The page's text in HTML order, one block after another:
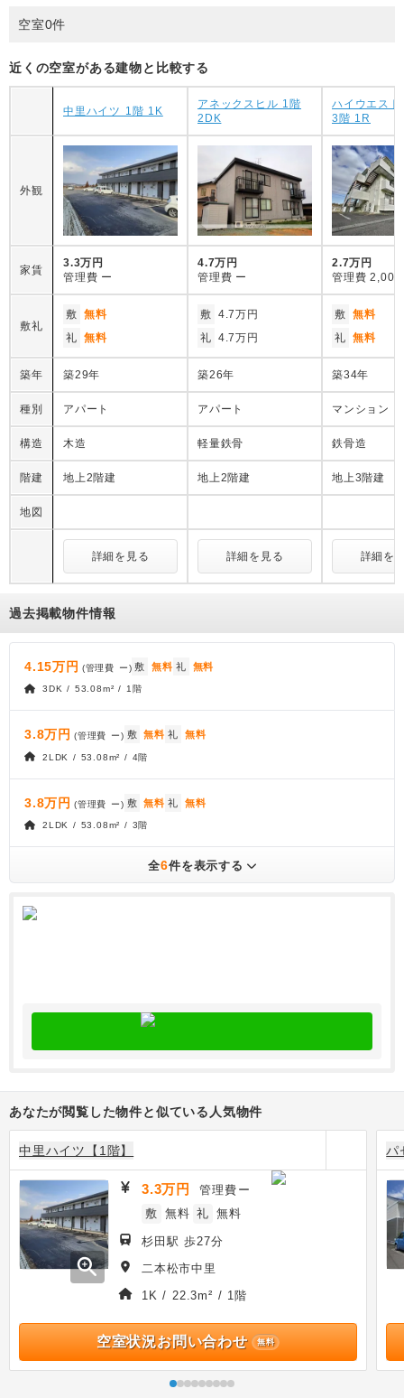
空室0件
近くの空室がある建物と比較する
中里ハイツ 1階 1K
アネックスヒル 1階
2DK
ハイウエス
3階 1R
外観
家賃
3.3万円
管理費 ー
4.7万円
管理費 ー
2.7万円
管理費 2,000
敷礼
敷 無料
礼 無料
敷 4.7万円
礼 4.7万円
敷 無料
礼 無料
築年 築29年 築26年 築34年
種別 アパート アパート マンション
構造 木造 軽量鉄骨 鉄骨造
階建 地上2階建 地上2階建 地上3階建
地図
詳細を見る 詳細を見る 詳細を
過去掲載物件情報
4.15万円 (管理費 ー) 敷 無料 礼 無料
3DK / 53.08m² / 1階
3.8万円 (管理費 ー) 敷 無料 礼 無料
2LDK / 53.08m² / 4階
3.8万円 (管理費 ー) 敷 無料 礼 無料
2LDK / 53.08m² / 3階
全6件を表示する
あなたが閲覧した物件と似ている人気物件
中里ハイツ【1階】
zoom_in
3.3万円 管理費 ー
敷 無料 礼 無料
杉田駅 歩27分
二本松市中里
1K / 22.3m² / 1階
空室状況お問い合わせ 無料
パ